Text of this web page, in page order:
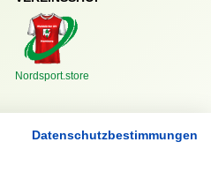
Nordsport.store
Datenschutzbestimmungen